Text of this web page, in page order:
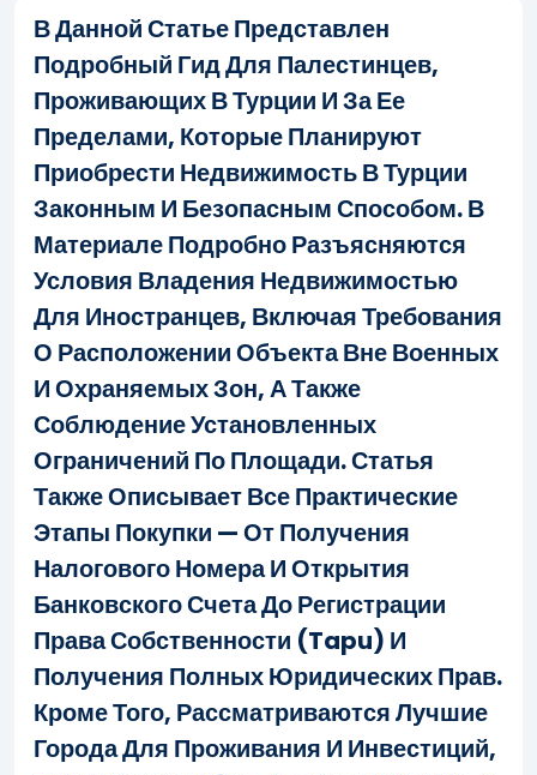
В Данной Статье Представлен
Подробный Гид Для Палестинцев,
Проживающих В Турции И За Ее
Пределами, Которые Планируют
Приобрести Недвижимость В Турции
Законным И Безопасным Способом. В
Материале Подробно Разъясняются
Условия Владения Недвижимостью
Для Иностранцев, Включая Требования
О Расположении Объекта Вне Военных
И Охраняемых Зон, А Также
Соблюдение Установленных
Ограничений По Площади. Статья
Также Описывает Все Практические
Этапы Покупки — От Получения
Налогового Номера И Открытия
Банковского Счета До Регистрации
Права Собственности (Tapu) И
Получения Полных Юридических Прав.
Кроме Того, Рассматриваются Лучшие
Города Для Проживания И Инвестиций,